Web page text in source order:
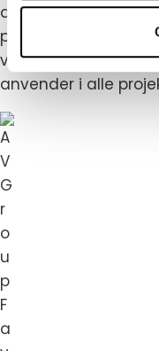
af andre events
problemfrit. Din
vores ekspertise og
anvender i alle